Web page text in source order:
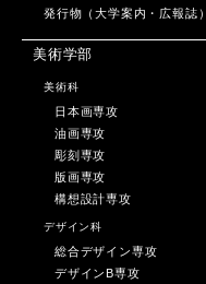
発行物（大学案内・広報誌）
美術学部
美術科
日本画専攻
油画専攻
彫刻専攻
版画専攻
構想設計専攻
デザイン科
総合デザイン専攻
デザインB専攻